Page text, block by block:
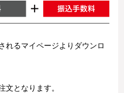
れるマイページよりダウンロ
文となります。